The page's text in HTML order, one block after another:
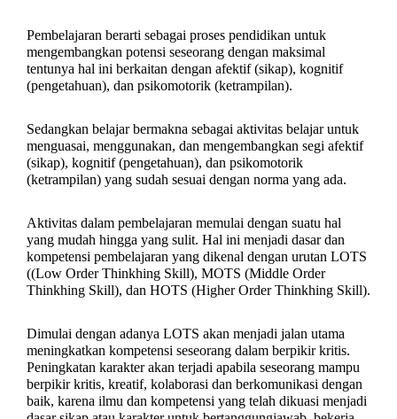
Pembelajaran berarti sebagai proses pendidikan untuk
mengembangkan potensi seseorang dengan maksimal
tentunya hal ini berkaitan dengan afektif (sikap), kognitif
(pengetahuan), dan psikomotorik (ketrampilan).
Sedangkan belajar bermakna sebagai aktivitas belajar untuk
menguasai, menggunakan, dan mengembangkan segi afektif
(sikap), kognitif (pengetahuan), dan psikomotorik
(ketrampilan) yang sudah sesuai dengan norma yang ada.
Aktivitas dalam pembelajaran memulai dengan suatu hal
yang mudah hingga yang sulit. Hal ini menjadi dasar dan
kompetensi pembelajaran yang dikenal dengan urutan LOTS
((Low Order Thinkhing Skill), MOTS (Middle Order
Thinkhing Skill), dan HOTS (Higher Order Thinkhing Skill).
Dimulai dengan adanya LOTS akan menjadi jalan utama
meningkatkan kompetensi seseorang dalam berpikir kritis.
Peningkatan karakter akan terjadi apabila seseorang mampu
berpikir kritis, kreatif, kolaborasi dan berkomunikasi dengan
baik, karena ilmu dan kompetensi yang telah dikuasi menjadi